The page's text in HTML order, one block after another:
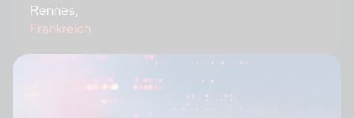
Rennes,
Frankreich